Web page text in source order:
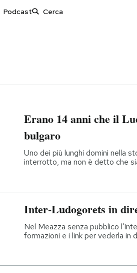
Podcast
Moda
Ok Boomer!
Media
Erano 14 anni che il
bulgaro
Uno dei più lunghi domini nella
interrotto, ma non è detto che
Inter-Ludogorets in
Nel Meazza senza pubblico
formazioni e i link per vederla in